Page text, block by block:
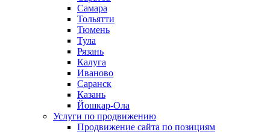
Самара
Тольятти
Тюмень
Тула
Рязань
Калуга
Иваново
Саранск
Казань
Йошкар-Ола
Услуги по продвижению
Продвижение сайта по позициям